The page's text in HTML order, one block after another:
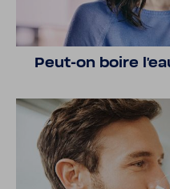
Peut-​on boire